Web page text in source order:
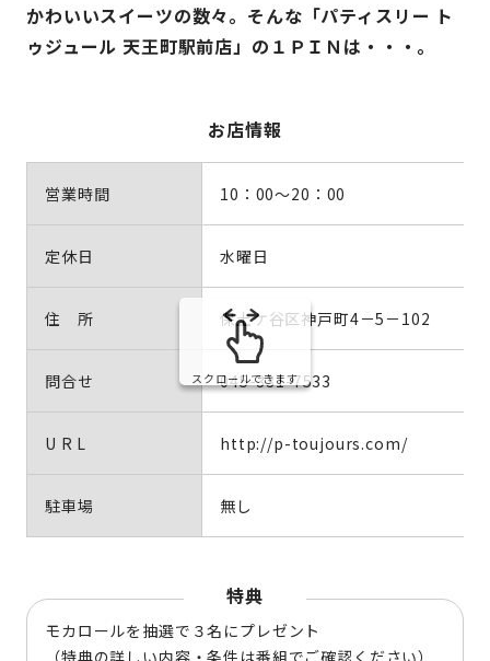
かわいいスイーツの数々。そんな「パティスリー ト
ゥジュール 天王町駅前店」の１ＰＩＮは・・・。
お店情報
営業時間 10：00～20：00
定休日 水曜日
住 所 保土ケ谷区神戸町4－5－102
問合せ 045-331-7533
U R L http://p-toujours.com/
駐車場 無し
スクロールできます
特典
モカロールを抽選で３名にプレゼント
（特典の詳しい内容・条件は番組でご確認ください）